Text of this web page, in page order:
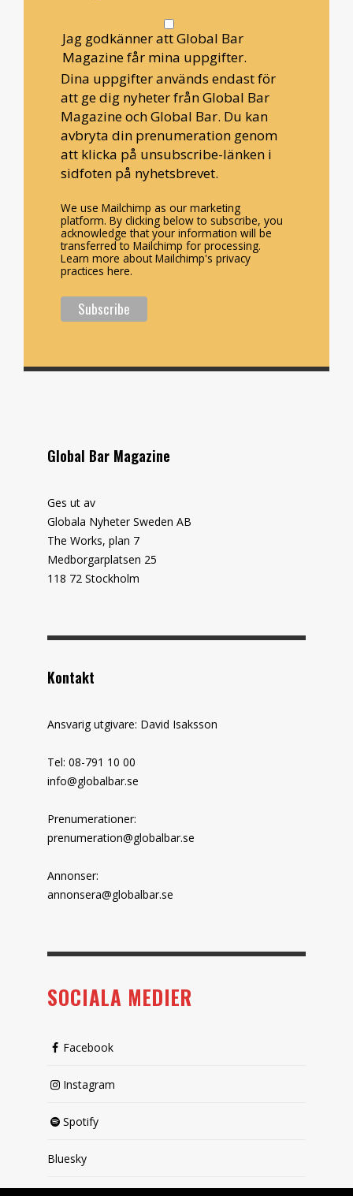
Jag godkänner att Global Bar
Magazine får mina uppgifter.
Dina uppgifter används endast för
att ge dig nyheter från Global Bar
Magazine och Global Bar. Du kan
avbryta din prenumeration genom
att klicka på unsubscribe-länken i
sidfoten på nyhetsbrevet.
We use Mailchimp as our marketing
platform. By clicking below to subscribe, you
acknowledge that your information will be
transferred to Mailchimp for processing.
Learn more about Mailchimp's privacy
practices here.
Global Bar Magazine
Ges ut av
Globala Nyheter Sweden AB
The Works, plan 7
Medborgarplatsen 25
118 72 Stockholm
Kontakt
Ansvarig utgivare: David Isaksson
Tel: 08-791 10 00
info@globalbar.se
Prenumerationer:
prenumeration@globalbar.se
Annonser:
annonsera@globalbar.se
SOCIALA MEDIER
Facebook
Instagram
Spotify
Bluesky